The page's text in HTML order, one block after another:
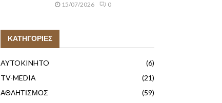
15/07/2026 0
ΚΑΤΗΓΟΡΙΕΣ
AYTOKINHTO
(6)
TV-MEDIA
(21)
ΑΘΛΗΤΙΣΜΟΣ
(59)